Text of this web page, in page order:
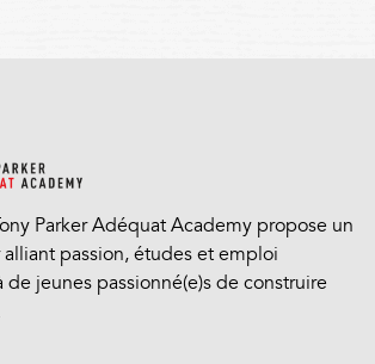
Parker Adéquat Academy propose un
passion, études et emploi
jeunes passionné(e)s de construire